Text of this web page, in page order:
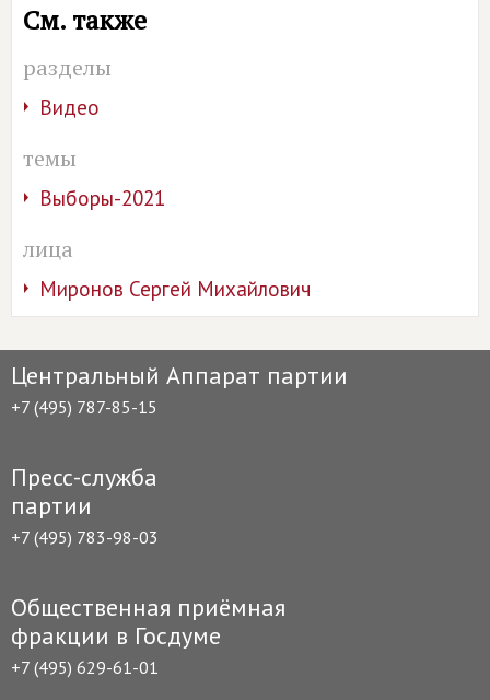
См. также
разделы
Видео
темы
Выборы-2021
лица
Миронов Сергей Михайлович
Центральный Аппарат партии
+7 (495) 787-85-15
Пресс-служба
партии
+7 (495) 783-98-03
Общественная приёмная
фракции в Госдуме
+7 (495) 629-61-01